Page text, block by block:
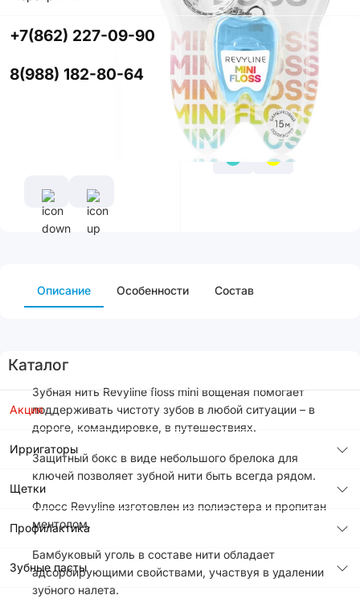
+7(862) 227-09-90
8(988) 182-80-64
Каталог
Акция
Ирригаторы
Щетки
Профилактика
Зубные пасты
со скидкой
Цвет
Описание Особенности Cостав
Зубная нить Revyline floss mini вощеная помогает
поддерживать чистоту зубов в любой ситуации – в
дороге, командировке, в путешествиях.
Защитный бокс в виде небольшого брелока для
ключей позволяет зубной нити быть всегда рядом.
Флосс Revyline изготовлен из полиэстера и пропитан
ментолом.
Бамбуковый уголь в составе нити обладает
адсорбирующими свойствами, участвуя в удалении
зубного налета.